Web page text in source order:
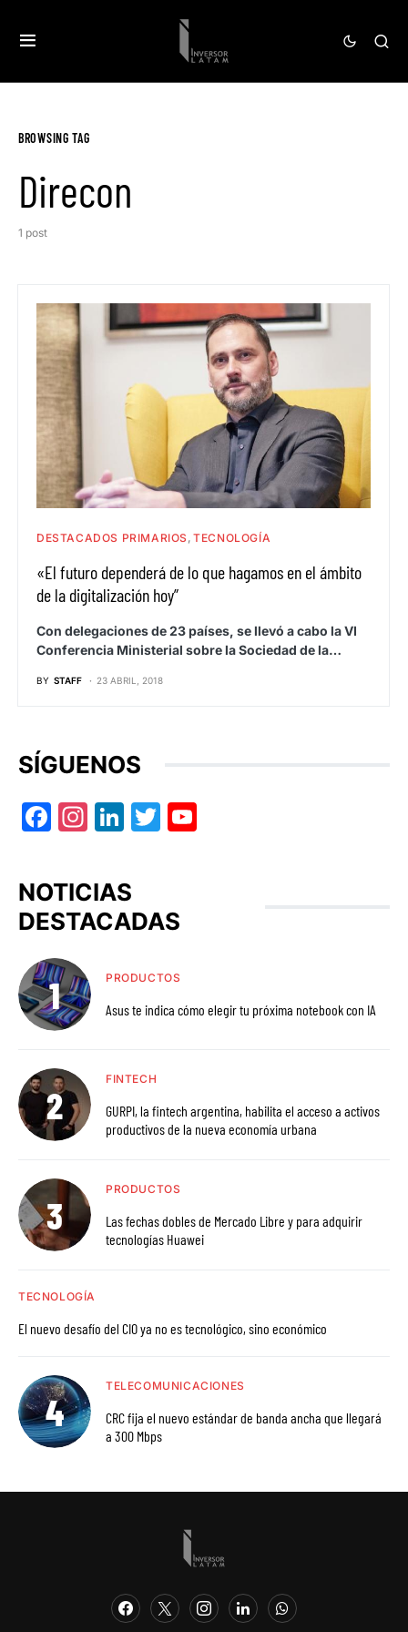
BROWSING TAG
Direcon
1 post
DESTACADOS PRIMARIOS TECNOLOGÍA
«El futuro dependerá de lo que hagamos en el ámbito
de la digitalización hoy”
Con delegaciones de 23 países, se llevó a cabo la VI
Conferencia Ministerial sobre la Sociedad de la…
BY STAFF 23 ABRIL, 2018
SÍGUENOS
Facebook
Instagram
LinkedIn
Twitter
NOTICIAS
DESTACADAS
PRODUCTOS
Asus te indica cómo elegir tu próxima notebook con IA
FINTECH
GURPI, la fintech argentina, habilita el acceso a activos
productivos de la nueva economía urbana
PRODUCTOS
Las fechas dobles de Mercado Libre y para adquirir
tecnologías Huawei
TECNOLOGÍA
El nuevo desafío del CIO ya no es tecnológico, sino económico
TELECOMUNICACIONES
CRC fija el nuevo estándar de banda ancha que llegará
a 300 Mbps